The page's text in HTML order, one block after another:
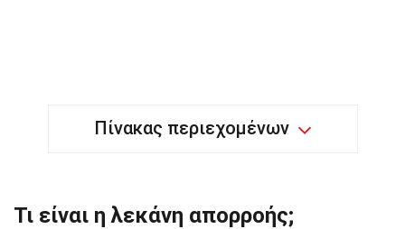
Πίνακας περιεχομένων
Τι είναι η λεκάνη απορροής;